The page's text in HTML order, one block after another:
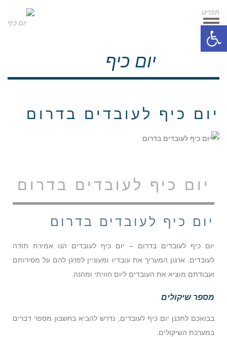
תפריט
תפריט
יום כיף
יום כיף לעובדים בדרום
יום כיף לעובדים בדרום
יום כיף לעובדים בדרום
יום כיף לעובדים בדרום – יום כיף לעובדים הנו אמירת תודה
לעובדים. ארגון המעריך את עובדיו ומעוניין לפרגן להם על מסירותם
ועבודתם מוציא את העובדים ליום חוויתי ומהנה.
מספר שיקולים
בבואכם לתכנן יום כיף לעובדים, נדרש להביא בחשבון מספר דברים
במערכת השיקולים.
פתח סרגל נגישות